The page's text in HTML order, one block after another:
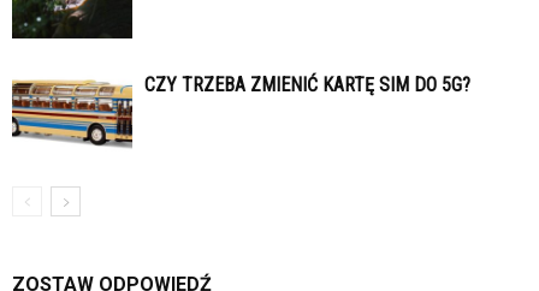
CZY TRZEBA ZMIENIĆ KARTĘ SIM DO 5G?
ZOSTAW ODPOWIEDŹ